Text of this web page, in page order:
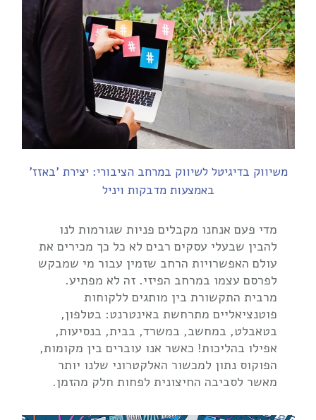
משיווק בדיגיטל לשיווק במרחב הציבורי: יצירת 'באזז'
באמצעות מדבקות ויניל
מדי פעם אנחנו מקבלים פניות שגורמות לנו
להבין שבעלי עסקים רבים לא כל כך מכירים את
עולם האפשרויות הרחב שזמין עבור מי שמבקש
לפרסם עצמו במרחב הפיזי. זה לא מפתיע.
מרבית התקשורת בין מותגים ללקוחות
פוטנציאליים מתרחשת באינטרנט: בטלפון,
בטאבלט, במחשב, במשרד, בבית, בנסיעות,
אפילו בהליכות! כאשר אנו עוברים בין מקומות,
הפוקוס נתון למכשור האלקטרוני שלנו יותר
מאשר לסביבה החיצונית לפחות חלק מהזמן.